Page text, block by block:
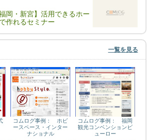
岡・新宮】活用できるホー
作れるセミナー
一覧を見る
コムログ事例： ホビ
ースペース・インター
ナショナル
コムログ事例： 福岡
観光コンベンションビ
ューロー